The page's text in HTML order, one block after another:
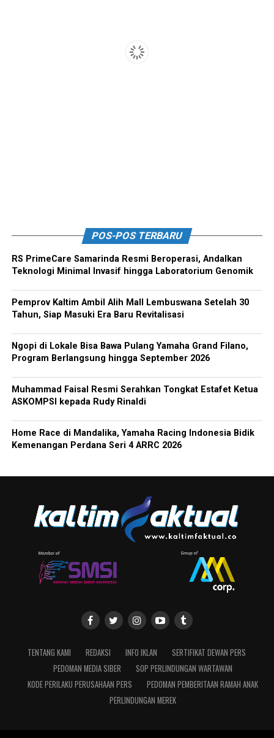
POS-POS TERBARU
RS PrimeCare Samarinda Resmi Beroperasi, Andalkan
Teknologi Minimal Invasif hingga Laboratorium Genomik
Pemprov Kaltim Ambil Alih Mall Lembuswana Setelah 30
Tahun, Siap Masuki Era Baru Revitalisasi
Ngopi di Lokale Bisa Bawa Pulang Yamaha Grand Filano,
Program Berlangsung hingga September 2026
Muhammad Faisal Resmi Serahkan Tongkat Estafet Ketua
ASKOMPSI kepada Rudy Rinaldi
Home Race di Mandalika, Yamaha Racing Indonesia Bidik
Kemenangan Perdana Seri 4 ARRC 2026
TENTANG KAMI REDAKSI INFO IKLAN
SERTIFIKAT DEWAN PERS
PEDOMAN MEDIA SIBER
SOP PERLINDUNGAN WARTAWAN
KODE PERILAKU PERUSAHAAN PERS
PEDOMAN PEMBERITAAN RAMAH ANAK
PERLINDUNGAN MEREK